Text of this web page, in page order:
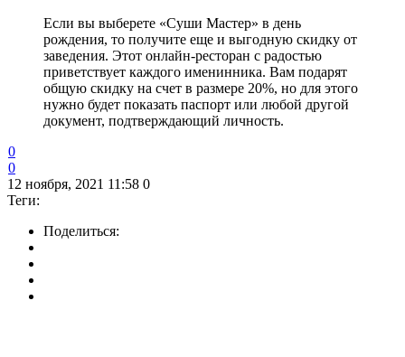
Если вы выберете «Суши Мастер» в день
рождения, то получите еще и выгодную скидку от
заведения. Этот онлайн-ресторан с радостью
приветствует каждого именинника. Вам подарят
общую скидку на счет в размере 20%, но для этого
нужно будет показать паспорт или любой другой
документ, подтверждающий личность.
0
0
12 ноября, 2021 11:58 0
Теги:
Поделиться: